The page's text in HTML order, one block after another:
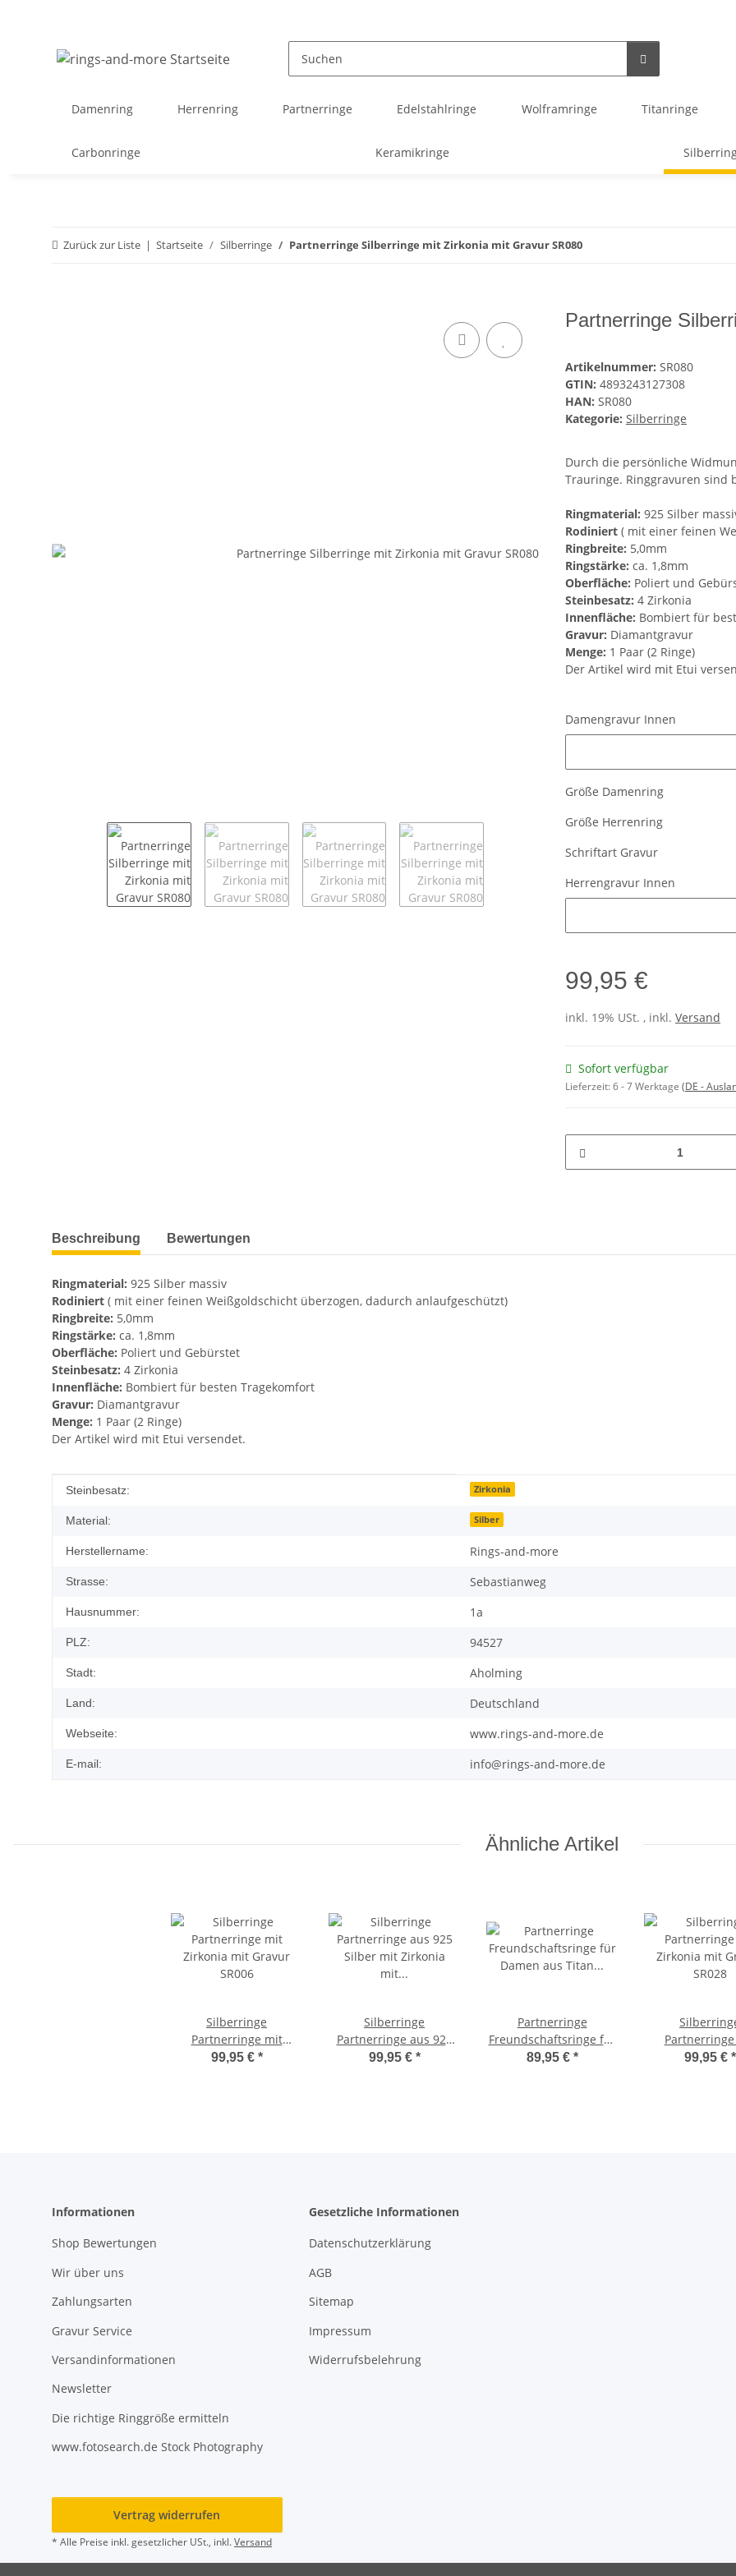
Damenring Herrenring Partnerringe Edelstahlringe Wolframringe Titanringe
Carbonringe Keramikringe
Zurück zur Liste Startseite Silberringe Partnerringe Silberringe mit Zirkonia mit Gravur SR080
Partnerringe
Artikelnummer: SR080
GTIN: 4893243127308
HAN: SR080
Kategorie: Silberringe
Durch die persönliche
Trauringe. Ringgravuren sind
Ringmaterial: 925 Silber
Rodiniert ( mit einer feinen
Ringbreite: 5,0mm
Ringstärke: ca. 1,8mm
Oberfläche: Poliert und
Steinbesatz: 4 Zirkonia
Innenfläche: Bombiert für
Gravur: Diamantgravur
Menge: 1 Paar (2 Ringe)
Der Artikel wird mit Etui
Damengravur Innen
Größe Damenring
Größe Herrenring
Schriftart Gravur
Herrengravur Innen
99,95 €
inkl. 19% USt. , inkl. Versand
Sofort verfügbar
Lieferzeit:6 - 7 Werktage (DE -
weitere Registerkarten anzeigen
Beschreibung Bewertungen
Ringmaterial: 925 Silber massiv
Rodiniert ( mit einer feinen Weißgoldschicht überzogen, dadurch anlaufgeschützt)
Ringbreite: 5,0mm
Ringstärke: ca. 1,8mm
Oberfläche: Poliert und Gebürstet
Steinbesatz: 4 Zirkonia
Innenfläche: Bombiert für besten Tragekomfort
Gravur: Diamantgravur
Menge: 1 Paar (2 Ringe)
Der Artikel wird mit Etui versendet.
Produkteigenschaft
Wert
Steinbesatz: Zirkonia
Material: Silber
Herstellername: Rings-and-more
Strasse: Sebastianweg
Hausnummer: 1a
PLZ: 94527
Stadt: Aholming
Land: Deutschland
Webseite: www.rings-and-more.de
E-mail: info@rings-and-more.de
Ähnliche Artikel
Silberringe
Partnerringe mit
Zirkonia mit Gravur
99,95 € *
Silberringe
Partnerringe aus 925
Silber mit Zirkonia mit
99,95 € *
Partnerringe
Freundschaftsringe für
Damen aus Titan und
89,95 € *
Zirkonia mit
99,95 € *
Informationen
Shop Bewertungen
Wir über uns
Zahlungsarten
Gravur Service
Versandinformationen
Newsletter
Die richtige Ringgröße ermitteln
www.fotosearch.de Stock Photography
Gesetzliche Informationen
Datenschutzerklärung
AGB
Sitemap
Impressum
Widerrufsbelehrung
Vertrag widerrufen
* Alle Preise inkl. gesetzlicher USt., inkl.Versand